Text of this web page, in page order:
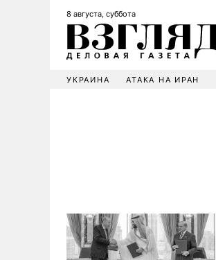
8 августа, суббота
УКРАИНА АТАКА НА ИРАН